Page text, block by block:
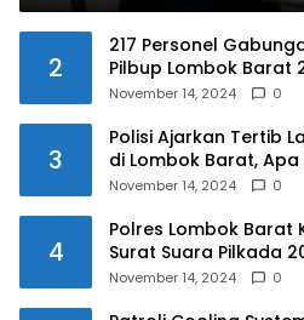
2
217 Personel
Pilbup Lombok Barat
November 14, 2024 0
3
Polisi Ajarkan Tertib
di Lombok Barat,
November 14, 2024 0
4
Polres Lombok Barat
Surat Suara Pilkada
November 14, 2024 0